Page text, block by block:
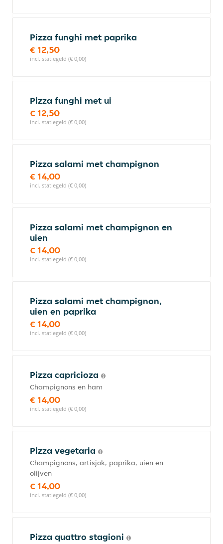
Pizza funghi met paprika
€ 12,50
incl. statiegeld (€ 0,00)
Pizza funghi met ui
€ 12,50
incl. statiegeld (€ 0,00)
Pizza salami met champignon
€ 14,00
incl. statiegeld (€ 0,00)
Pizza salami met champignon en
uien
€ 14,00
incl. statiegeld (€ 0,00)
Pizza salami met champignon,
uien en paprika
€ 14,00
incl. statiegeld (€ 0,00)
Pizza capricioza
Champignons en ham
€ 14,00
incl. statiegeld (€ 0,00)
Pizza vegetaria
Champignons, artisjok, paprika, uien en
olijven
€ 14,00
incl. statiegeld (€ 0,00)
Pizza quattro stagioni